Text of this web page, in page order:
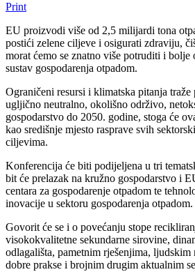
Print
EU proizvodi više od 2,5 milijardi tona
postići zelene ciljeve i osigurati zdraviju,
morat ćemo se znatno više potruditi i
sustav gospodarenja otpadom.
Ograničeni resursi i klimatska pitanja traže
ugljično neutralno, okolišno održivo,
gospodarstvo do 2050. godine, stoga će
kao središnje mjesto rasprave svih
ciljevima.
Konferencija će biti podijeljena u tri
bit će prelazak na kružno gospodarstvo i
centara za gospodarenje otpadom te
inovacije u sektoru gospodarenja otpadom.
Govorit će se i o povećanju stope
visokokvalitetne sekundarne sirovine,
odlagališta, pametnim rješenjima, ljudskim
dobre prakse i brojnim drugim aktualnim